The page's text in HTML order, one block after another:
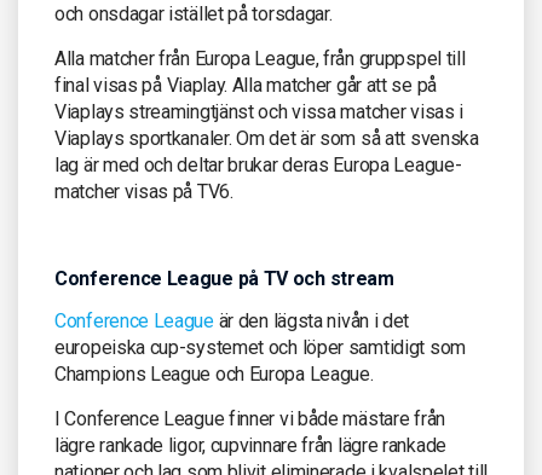
och onsdagar istället på torsdagar.
Alla matcher från Europa League, från gruppspel till
final visas på Viaplay. Alla matcher går att se på
Viaplays streamingtjänst och vissa matcher visas i
Viaplays sportkanaler. Om det är som så att svenska
lag är med och deltar brukar deras Europa League-
matcher visas på TV6.
Conference League på TV och stream
Conference Leagueär den lägsta nivån i det
europeiska cup-systemet och löper samtidigt som
Champions League och Europa League.
I Conference League finner vi både mästare från
lägre rankade ligor, cupvinnare från lägre rankade